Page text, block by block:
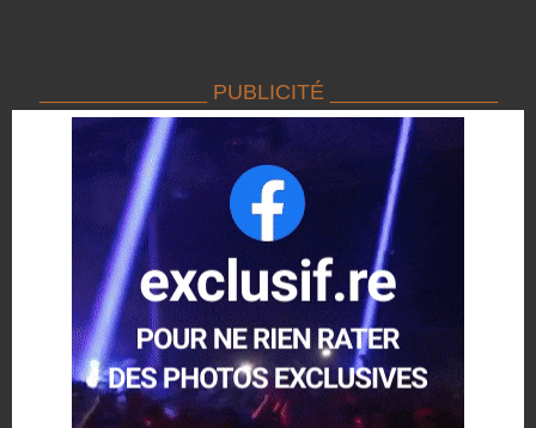
______________ PUBLICITÉ ______________